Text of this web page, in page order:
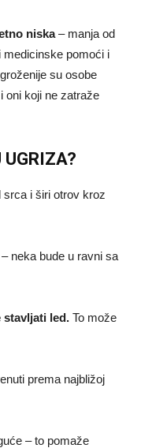
niska– manja od
medicinske pomoći i
su osobe
oni koji ne zatraže
UGRIZA?
srca i širi otrov kroz
– neka bude u ravni sa
stavljati led. To može
prema najbližoj
– to pomaže